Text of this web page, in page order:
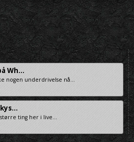
Wh...
nogen underdrivelse nå...
ting her i live...